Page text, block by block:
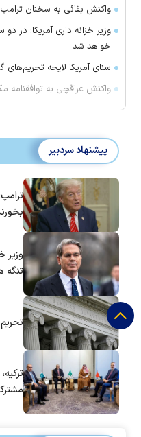
واکنش بقائی به سخنان ترامپ
وزیر خزانه داری آمریکا: در
خواهد شد
سنای آمریکا لایحه
واکنش عراقچی به توافقنامه
پیشنهاد سردبیر
وزیر
تنگه